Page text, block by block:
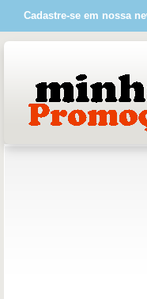
Cadastre-se em nossa